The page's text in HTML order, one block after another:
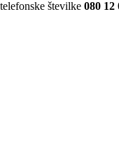
številke 080 12